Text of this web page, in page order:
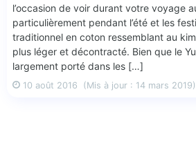
l’occasion de voir durant votre voyage
particulièrement pendant l’été et les
traditionnel en coton ressemblant au
plus léger et décontracté. Bien que le
largement porté dans les […]
10 août 2016 (Mis à jour : 14 mars 2019)